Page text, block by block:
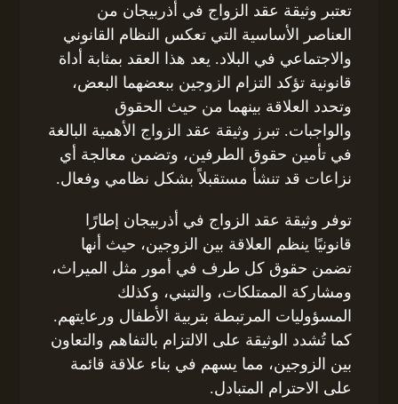
تعتبر وثيقة عقد الزواج في أذربيجان من
العناصر الأساسية التي تعكس النظام القانوني
والاجتماعي في البلاد. يعد هذا العقد بمثابة أداة
قانونية تؤكد التزام الزوجين ببعضهما البعض،
وتحدد العلاقة بينهما من حيث الحقوق
والواجبات. تبرز وثيقة عقد الزواج الأهمية البالغة
في تأمين حقوق الطرفين، وتضمن معالجة أي
نزاعات قد تنشأ مستقبلاً بشكل نظامي وفعال.
توفر وثيقة عقد الزواج في أذربيجان إطارًا
قانونيًا ينظم العلاقة بين الزوجين، حيث أنها
تضمن حقوق كل طرف في أمور مثل الميراث،
ومشاركة الممتلكات، والتبني، وكذلك
المسؤوليات المرتبطة بتربية الأطفال ورعايتهم.
كما تُشدد الوثيقة على الالتزام بالتفاهم والتعاون
بين الزوجين، مما يسهم في بناء علاقة قائمة
على الاحترام المتبادل.